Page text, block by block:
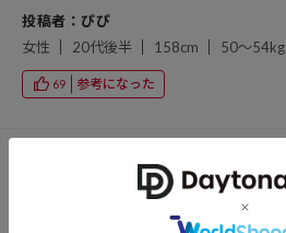
投稿者：ぴぴ
女性
20代後半 158cm 50～54kg
69 参考になった
色：ピンク